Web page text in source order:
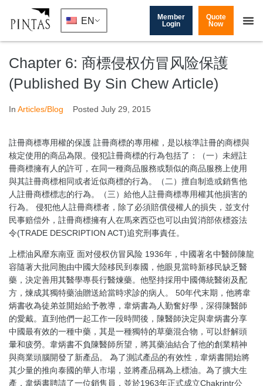
EN
Member
Login
Quote
Now
Chapter 6: 商標侵权仿冒风险保護
(Published By Sin Chew Article)
In Articles/Blog Posted July 29, 2015
註冊商標專用權的保護 註冊商標的專用權，是以核準註冊的商標與
核定使用的商品為限。侵犯註冊商標的行為包括了：（一）未經註
冊商標擁有人的許可，在同一種商品服務或類似的商品服務上使用
與其註冊商標相同或者近似商標的行為。（二）擅自制造或銷售他
人註冊商標標志的行為。（三）給他人註冊商標專用權其他損害的
行為。 侵犯他人註冊商標者，除了必須賠償侵權人的損失，並支付
民事赔偿外，註冊商標擁有人在馬來西亞也可以由貿消部依標簽法
令(TRADE DESCRIPTION ACT)追究刑事責任。
上標油风靡东南亚 面对侵权仿冒风险 1936年，中國著名中醫師陳龍
容隨著大批同胞由中國大陸移民到泰國，他眼見當時新移民缺乏醫
藥，決定善用其醫學專長行醫煉藥。他堅持採用中國傳統醫術及配
方，煉成其獨特藥油贈送給當時求診的病人。 50年代末期，他將韋
炳書收為徒弟並開始給予教導，韋炳書為人勤奮好學，深得陳醫師
的愛戴。直到他們一起工作一段時間後，陳醫師決定與韋炳書分享
中國最有效的一種中藥，其是一種獨特的草藥混合物，可以舒解頭
暈和疲勞。韋炳書不負陳醫師所望，將其藥油結合了他的創業精神
與商業頭腦開發了新產品。 為了測試產品的有效性，韋炳書開始將
其少量的推向泰國的華人市場，並將產品稱為上標油。為了擴大生
產，韋炳書聘請了一位銷售員，並於1963年正式成立Chakrintr公